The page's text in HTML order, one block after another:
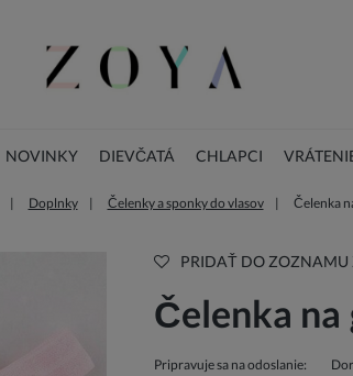
NOVINKY DIEVČATÁ CHLAPCI
Doplnky Čelenky a sponky do vlasov Čelenka
PRIDAŤ DO ZOZNAMU
Čelenka
Pripravuje sa na odoslanie: